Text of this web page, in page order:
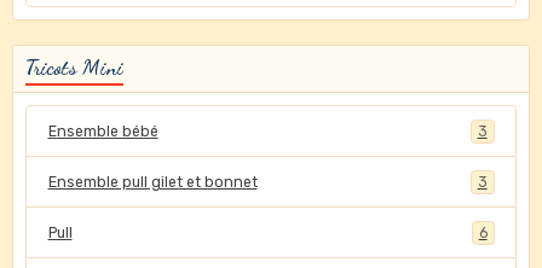
Tricots Mini
Ensemble bébé 3
Ensemble pull gilet et bonnet 3
Pull 6